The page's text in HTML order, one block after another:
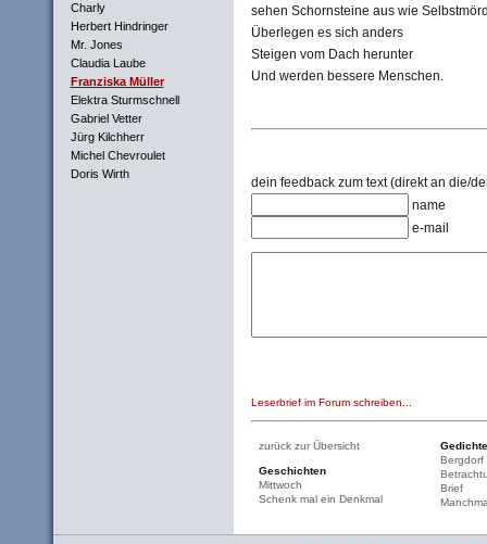
Charly
Herbert Hindringer
Mr. Jones
Claudia Laube
Franziska Müller
Elektra Sturmschnell
Gabriel Vetter
Jürg Kilchherr
Michel Chevroulet
Doris Wirth
sehen Schornsteine aus wie
Überlegen es sich anders
Steigen vom Dach herunter
Und werden bessere Menschen.
dein feedback zum text (direkt an die/
name
e-mail
Leserbrief im Forum schreiben...
zurück zur Übersicht
Geschichten
Mittwoch
Schenk mal ein Denkmal
Gedichte
Bergdorf
Brief